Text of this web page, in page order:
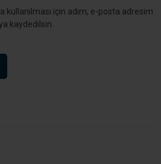
kullanılması için adım, e-posta adresim
kaydedilsin.